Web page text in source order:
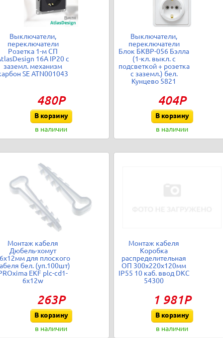
Выключатели,
переключатели
Розетка 1-м СП
16А IP20 с
заземл. механизм
SE ATN001043
480Р
В корзину
в наличии
Выключатели,
переключатели
Блок БКВР-056 Бэлла
(1-кл. выкл. с
подсветкой + розетка
с заземл.) бел.
Кунцево 5821
404Р
В корзину
в наличии
Монтаж кабеля
Дюбель-хомут
для плоского
бел. (уп.100шт)
EKF plc-cd1-
6x12w
263Р
В корзину
в наличии
Монтаж кабеля
Коробка
распределительная
ОП 300х220х120мм
IP55 10 каб. ввод DKC
54300
1 981Р
В корзину
в наличии